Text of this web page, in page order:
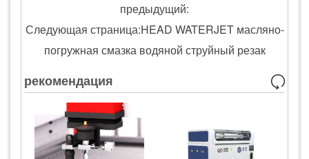
предыдущий:
Следующая страница:HEAD WATERJET масляно-
погружная смазка водяной струйный резак
рекомендация